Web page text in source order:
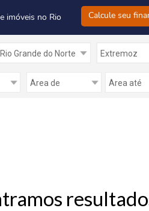
imóveis no Rio
Calcule seu